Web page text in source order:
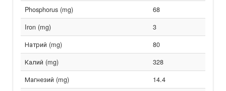
Phosphorus (mg)
68
Iron (mg)
3
Натрий (mg)
80
Калий (mg)
328
Магнезий (mg)
14.4